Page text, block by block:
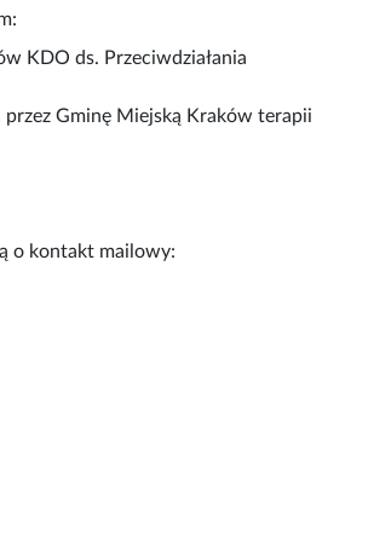
KDO ds. Przeciwdziałania
Gminę Miejską Kraków terapii
o kontakt mailowy: